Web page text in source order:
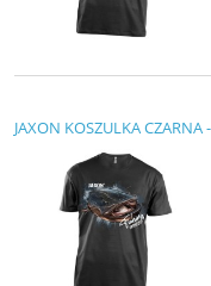
JAXON KOSZULKA CZARNA